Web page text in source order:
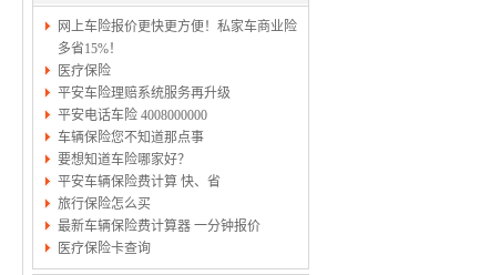
网上车险报价更快更方便！私家车商业险
多省15%！
医疗保险
平安车险理赔系统服务再升级
平安电话车险 4008000000
车辆保险您不知道那点事
要想知道车险哪家好？
平安车辆保险费计算 快、省
旅行保险怎么买
最新车辆保险费计算器 一分钟报价
医疗保险卡查询